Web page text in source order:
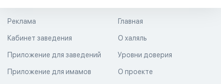
Главная
О халяль
Уровни доверия
Реклама
Кабинет заведения
Приложение для заведений
Приложение для имамов О проекте